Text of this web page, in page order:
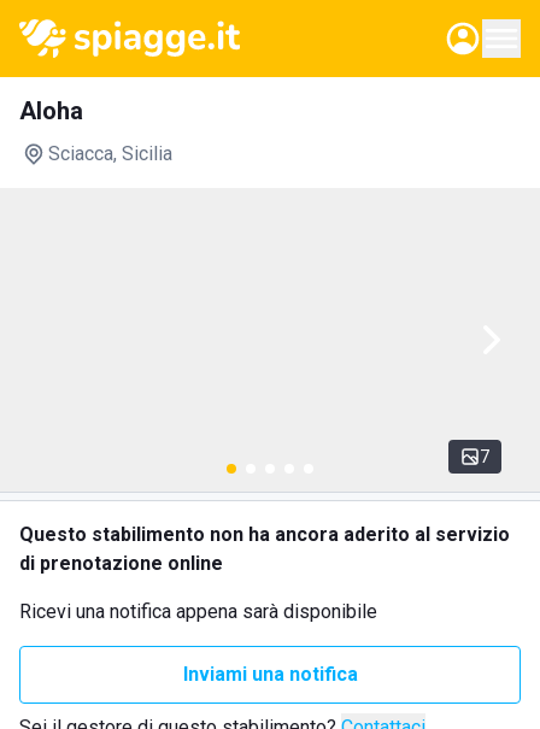
Aloha
Sciacca, Sicilia
7
Questo stabilimento non ha ancora aderito al servizio
di prenotazione online
Ricevi una notifica appena sarà disponibile
Inviami una notifica